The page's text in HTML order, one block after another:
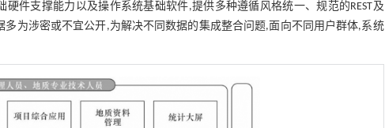
件支撑能力以及操作系统基础软件,提供多种遵循风格统一、规范的REST及
多为涉密或不宜公开,为解决不同数据的集成整合问题,面向不同用户群体,系统